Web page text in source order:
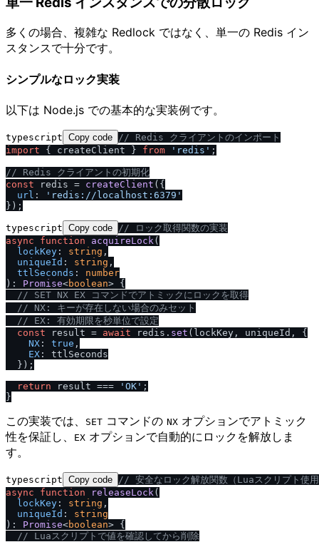
多くの場合、複雑な Redlock ではなく、単一の Redis イン
スタンスで十分です。
シンプルなロック実装
以下は Node.js での基本的な実装例です。
typescript Copy code / / Redis クライアントのインポート
import { createClient } from 'redis' ;
/ / Redis クライアントの初期化
const redis = createClient ({
url : 'redis: / / localhost:6379'
typescript Copy code / / ロック取得関数の実装
async
function acquireLock (
lockKey : string ,
uniqueId : string ,
ttlSeconds : number
): Promise<boolean> {
/ / SET NX EX コマンドでアトミックにロックを取得
/ / NX: キーが存在しない場合のみセット
/ / EX: 有効期限を秒単位で設定
const result = await redis. set (lockKey, uniqueId, {
NX : true ,
EX : ttlSeconds
  });
return result === 'OK' ;
この実装では、 SET コマンドの NX オプションでアトミック
性を保証し、
EX オプションで自動的にロックを解放しま
す。
typescript Copy code / / 安全なロック解放関数（Luaスクリプト使
async
function releaseLock (
lockKey : string ,
uniqueId : string
): Promise<boolean> {
/ / Luaスクリプトで値を確認してから削除